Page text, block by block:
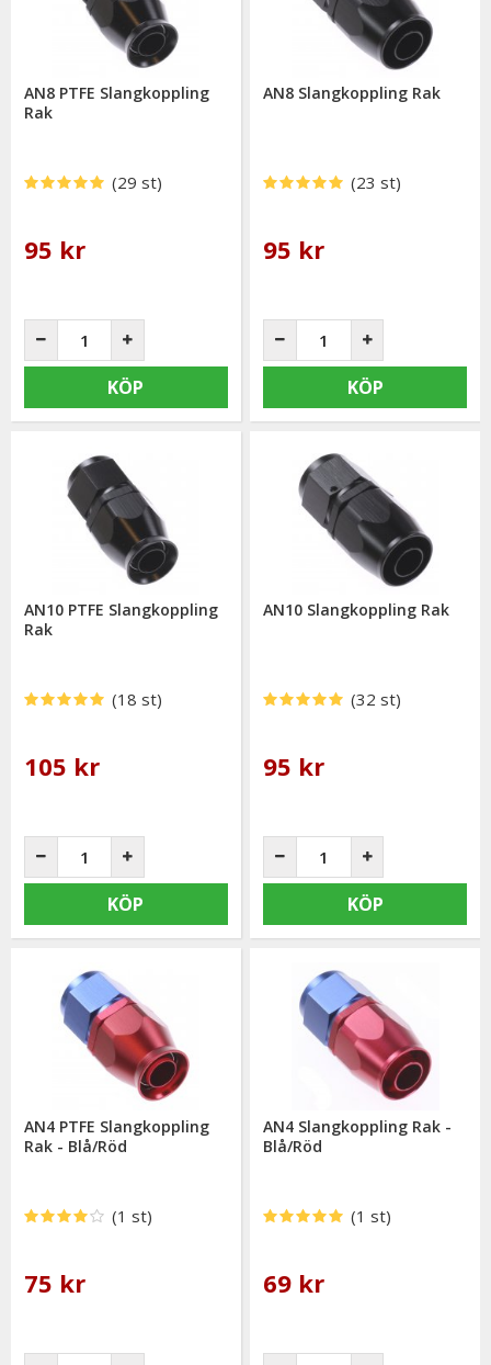
AN8 PTFE Slangkoppling
Rak
(29 st)
95 kr
KÖP
AN8 Slangkoppling Rak
(23 st)
95 kr
KÖP
AN10 PTFE Slangkoppling
Rak
(18 st)
105 kr
KÖP
AN10 Slangkoppling Rak
(32 st)
95 kr
KÖP
AN4 PTFE Slangkoppling
Rak - Blå/Röd
(1 st)
75 kr
AN4 Slangkoppling Rak -
Blå/Röd
(1 st)
69 kr